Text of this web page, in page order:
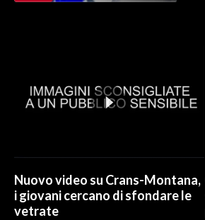
ANNUNCI
STORE
Nuovo video su Crans-Montana,
i giovani cercano di sfondare le
vetrate